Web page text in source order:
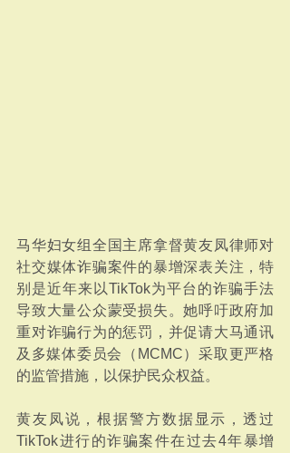
马华妇女组全国主席拿督黄友凤律师对
社交媒体诈骗案件的暴增深表关注，特
别是近年来以TikTok为平台的诈骗手法
导致大量公众蒙受损失。她呼吁政府加
重对诈骗行为的惩罚，并促请大马通讯
及多媒体委员会（MCMC）采取更严格
的监管措施，以保护民众权益。
黄友凤说，根据警方数据显示，透过
TikTok进行的诈骗案件在过去4年暴增